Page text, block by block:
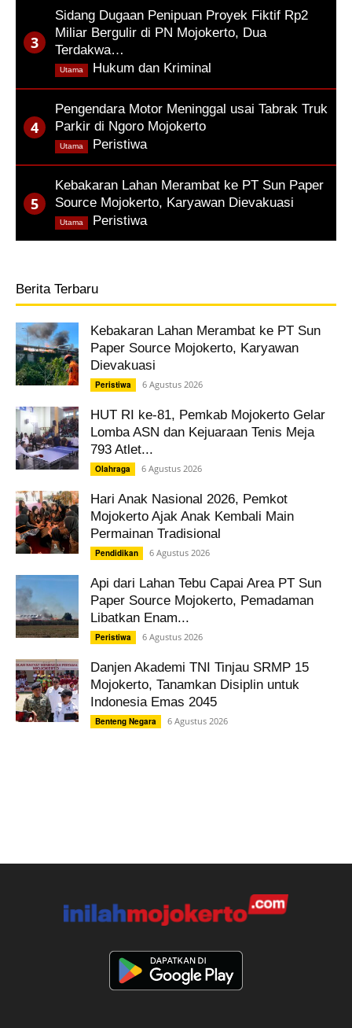
Sidang Dugaan Penipuan Proyek Fiktif Rp2
Miliar Bergulir di PN Mojokerto, Dua
Terdakwa…
Hukum dan Kriminal
Utama
Pengendara Motor Meninggal usai Tabrak Truk
Parkir di Ngoro Mojokerto
Peristiwa,
Utama
Kebakaran Lahan Merambat ke PT Sun Paper
Source Mojokerto, Karyawan Dievakuasi
Peristiwa,
Utama
Berita Terbaru
Kebakaran Lahan Merambat ke PT Sun
Paper Source Mojokerto, Karyawan
Dievakuasi
Peristiwa 6 Agustus 2026
HUT RI ke-81, Pemkab Mojokerto Gelar
Lomba ASN dan Kejuaraan Tenis Meja
793 Atlet...
Olahraga 6 Agustus 2026
Hari Anak Nasional 2026, Pemkot
Mojokerto Ajak Anak Kembali Main
Permainan Tradisional
Pendidikan 6 Agustus 2026
Api dari Lahan Tebu Capai Area PT Sun
Paper Source Mojokerto, Pemadaman
Libatkan Enam...
Peristiwa 6 Agustus 2026
Danjen Akademi TNI Tinjau SRMP 15
Mojokerto, Tanamkan Disiplin untuk
Indonesia Emas 2045
Benteng Negara 6 Agustus 2026